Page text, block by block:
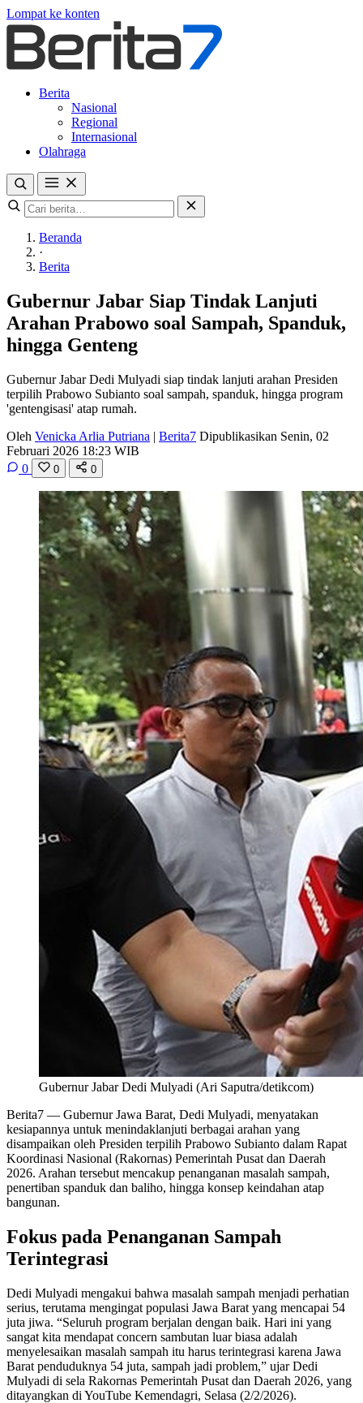
Lompat ke konten
Berita
Nasional
Regional
Internasional
Olahraga
Beranda
·
Berita
Gubernur Jabar Siap Tindak Lanjuti
Arahan Prabowo soal Sampah, Spanduk,
hingga Genteng
Gubernur Jabar Dedi Mulyadi siap tindak lanjuti arahan Presiden
terpilih Prabowo Subianto soal sampah, spanduk, hingga program
'gentengisasi' atap rumah.
Oleh Venicka Arlia Putriana | Berita7 Dipublikasikan Senin, 02
Februari 2026 18:23 WIB
0
0 0
Gubernur Jabar Dedi Mulyadi (Ari Saputra/detikcom)
Berita7 — Gubernur Jawa Barat, Dedi Mulyadi, menyatakan
kesiapannya untuk menindaklanjuti berbagai arahan yang
disampaikan oleh Presiden terpilih Prabowo Subianto dalam Rapat
Koordinasi Nasional (Rakornas) Pemerintah Pusat dan Daerah
2026. Arahan tersebut mencakup penanganan masalah sampah,
penertiban spanduk dan baliho, hingga konsep keindahan atap
bangunan.
Fokus pada Penanganan Sampah
Terintegrasi
Dedi Mulyadi mengakui bahwa masalah sampah menjadi perhatian
serius, terutama mengingat populasi Jawa Barat yang mencapai 54
juta jiwa. “Seluruh program berjalan dengan baik. Hari ini yang
sangat kita mendapat concern sambutan luar biasa adalah
menyelesaikan masalah sampah itu harus terintegrasi karena Jawa
Barat penduduknya 54 juta, sampah jadi problem,” ujar Dedi
Mulyadi di sela Rakornas Pemerintah Pusat dan Daerah 2026, yang
ditayangkan di YouTube Kemendagri, Selasa (2/2/2026).